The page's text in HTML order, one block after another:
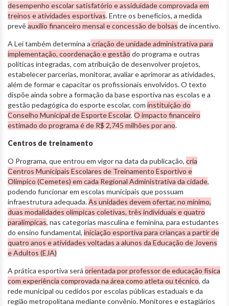
desempenho escolar satisfatório e assiduidade comprovada em
treinos e atividades esportivas. Entre os benefícios, a medida
prevêauxílio financeiro mensal e concessão de bolsas de incentivo.
A Lei também determina a criação de unidade administrativa para
implementação, coordenação e gestão do programa e outras
políticas integradas, com atribuição de desenvolver projetos,
estabelecer parcerias, monitorar, avaliar e aprimorar as atividades,
além de formar e capacitar os profissionais envolvidos. O texto
dispõe ainda sobre a formação da base esportiva nas escolas e a
gestão pedagógica do esporte escolar, com instituição do
Conselho Municipal de Esporte Escolar.O impacto financeiro
estimado do programa é de R$ 2,745 milhões por ano.
Centros de treinamento
O Programa, que entrou em vigor na data da publicação, cria
Centros Municipais Escolares de Treinamento Esportivo e
Olímpico (Cemetes) em cada Regional Administrativa da cidade,
podendo funcionar em escolas municipais que possuam
infraestrutura adequada.As unidades devem ofertar, no mínimo,
duas modalidades olímpicas coletivas, três individuais e quatro
paralímpicas, nas categorias masculina e feminina, para estudantes
do ensino fundamental, iniciação esportiva para crianças a partir de
quatro anos e atividades voltadas a alunos da Educação de Jovens
e Adultos (EJA)
A prática esportiva será orientada por professor de educação física
com experiência comprovada na área como atleta ou técnico, da
rede municipal ou cedidos por escolas públicas estaduais e da
região metropolitana mediante convênio. Monitores e estagiários